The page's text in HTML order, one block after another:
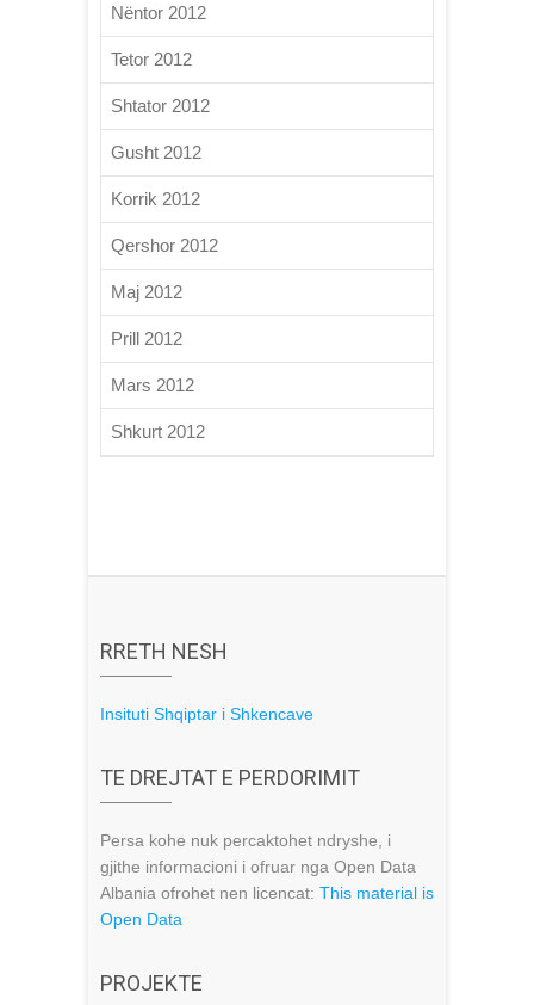
Nëntor 2012
Tetor 2012
Shtator 2012
Gusht 2012
Korrik 2012
Qershor 2012
Maj 2012
Prill 2012
Mars 2012
Shkurt 2012
RRETH NESH
Insituti Shqiptar i Shkencave
TE DREJTAT E PERDORIMIT
Persa kohe nuk percaktohet ndryshe, i
gjithe informacioni i ofruar nga Open Data
Albania ofrohet nen licencat: This material is
Open Data
PROJEKTE